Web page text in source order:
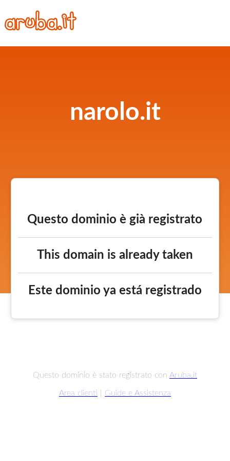
narolo.it
Questo dominio è già registrato
This domain is already taken
Este dominio ya está registrado
Questo dominio è stato registrato con Aruba.it
Area clienti Guide e Assistenza